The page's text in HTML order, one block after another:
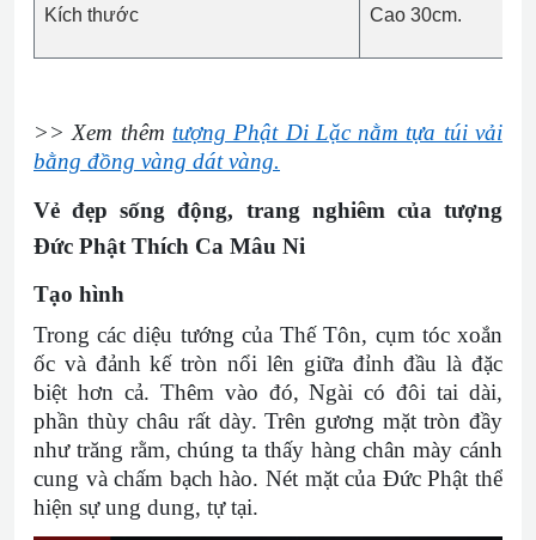
Kích thước Cao 30cm.
>> Xem thêm tượng Phật Di Lặc nằm tựa túi vải
bằng đồng vàng dát vàng.
Vẻ đẹp sống động, trang nghiêm của tượng
Đức Phật Thích Ca Mâu Ni
Tạo hình
Trong các diệu tướng của Thế Tôn, cụm tóc xoắn
ốc và đảnh kế tròn nổi lên giữa đỉnh đầu là đặc
biệt hơn cả. Thêm vào đó, Ngài có đôi tai dài,
phần thùy châu rất dày. Trên gương mặt tròn đầy
như trăng rằm, chúng ta thấy hàng chân mày cánh
cung và chấm bạch hào. Nét mặt của Đức Phật thể
hiện sự ung dung, tự tại.